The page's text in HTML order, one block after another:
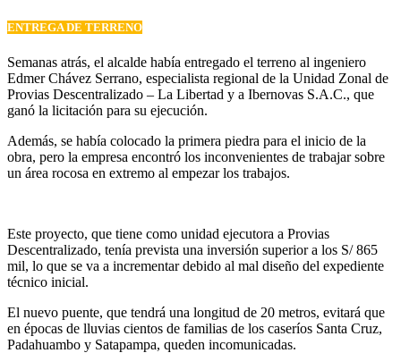
ENTREGA DE TERRENO
Semanas atrás, el alcalde había entregado el terreno al ingeniero
Edmer Chávez Serrano, especialista regional de la Unidad Zonal de
Provias Descentralizado – La Libertad y a Ibernovas S.A.C., que
ganó la licitación para su ejecución.
Además, se había colocado la primera piedra para el inicio de la
obra, pero la empresa encontró los inconvenientes de trabajar sobre
un área rocosa en extremo al empezar los trabajos.
Este proyecto, que tiene como unidad ejecutora a Provias
Descentralizado, tenía prevista una inversión superior a los S/ 865
mil, lo que se va a incrementar debido al mal diseño del expediente
técnico inicial.
El nuevo puente, que tendrá una longitud de 20 metros, evitará que
en épocas de lluvias cientos de familias de los caseríos Santa Cruz,
Padahuambo y Satapampa, queden incomunicadas.